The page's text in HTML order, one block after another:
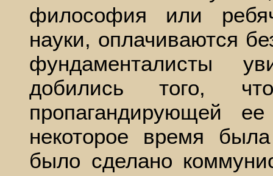
философия или
науки, оплачиваются
фундаменталисты
добились того,
пропагандирующей
некоторое время
было сделано